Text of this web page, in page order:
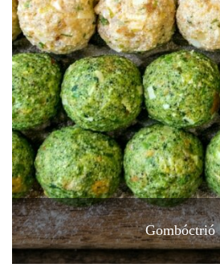
Gombóctrió